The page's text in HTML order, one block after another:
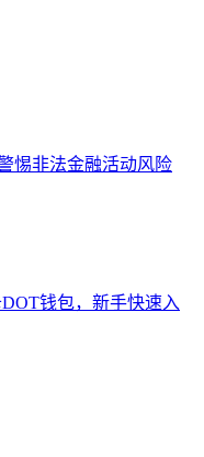
惕非法金融活动风险
钱包，新手快速入